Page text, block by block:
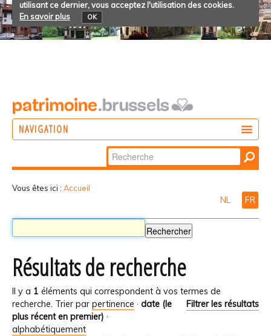
utilisant ce dernier, vous acceptez l'utilisation des cookies.
En savoir plus
OK
NAVIGATION
Chercher par
Recherche
Vous êtes ici : Accueil
NL FR
Résultats de recherche
Il y a 1 éléments qui correspondent à vos termes de
recherche.
Filtrer les résultats
Trier par pertinence · date (le
plus récent en premier) ·
alphabétiquement